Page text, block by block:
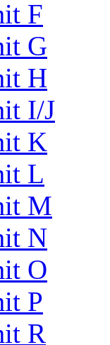
F
G
H
I/J
K
L
M
N
O
P
R